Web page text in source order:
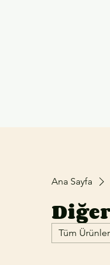
Ana Sayfa
Tüm Ürünler